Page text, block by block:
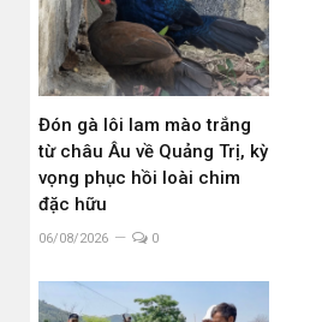
Đón gà lôi lam mào trắng
từ châu Âu về Quảng Trị, kỳ
vọng phục hồi loài chim
đặc hữu
06/08/2026 0